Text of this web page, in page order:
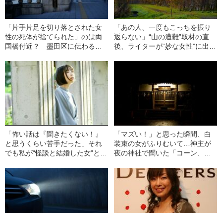
「片手片足を切り落とされた女
性の死体が捨てられた」のは両
国橋付近？ 墨田区に伝わる怪
をめぐってみた
「あの人、一度もこっちを振り
返らない」“山の遭難”取材の直
後、ライターが“妙な女性”に出会
「怖い話は『聞きたくない！』
と思うくらい苦手だった」それ
でも私が“怪談と結婚した女”とし
命
「マズい！」と思った瞬間、白
装束の女がふりむいて…神主が
夜の神社で聞いた「コーン、コ